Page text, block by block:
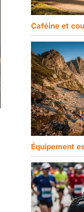
Caféine et
Équipement